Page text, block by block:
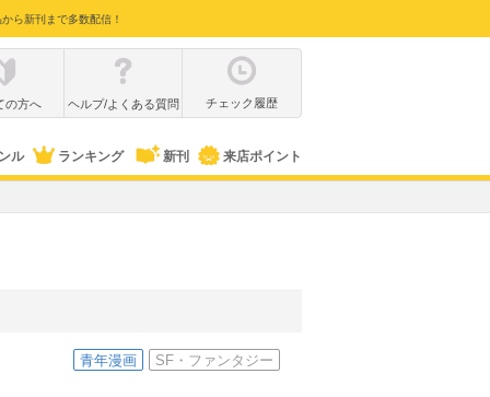
ら新刊まで多数配信！
の方へ ヘルプ/よくある質問 チェック履歴
ル ランキング 新刊 来店ポイント
青年漫画 SF・ファンタジー